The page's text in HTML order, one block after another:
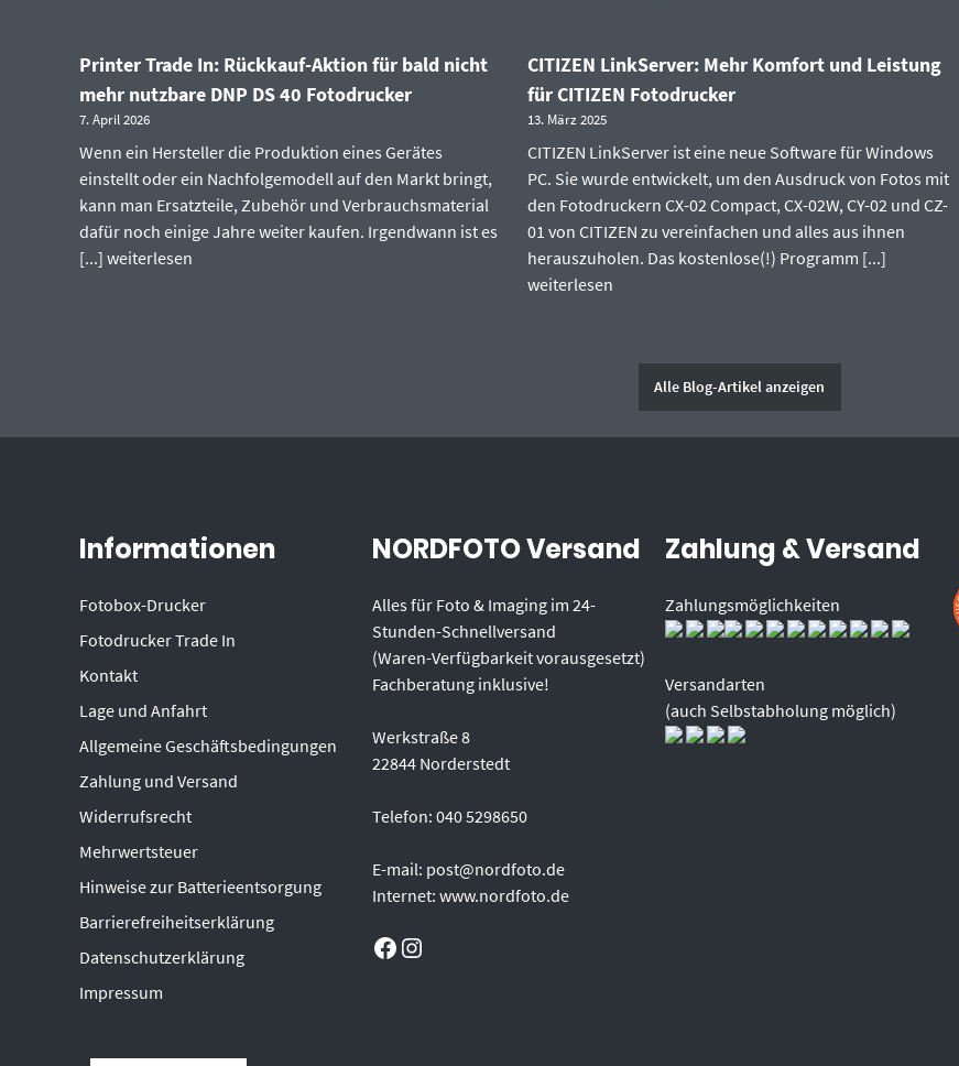
Printer Trade In: Rückkauf-Aktion für bald nicht
mehr nutzbare DNP DS 40 Fotodrucker
7. April 2026
Wenn ein Hersteller die Produktion eines Gerätes
einstellt oder ein Nachfolgemodell auf den Markt bringt,
kann man Ersatzteile, Zubehör und Verbrauchsmaterial
dafür noch einige Jahre weiter kaufen. Irgendwann ist es
[...] weiterlesen
CITIZEN LinkServer: Mehr Komfort und Leistung
für CITIZEN Fotodrucker
13. März 2025
CITIZEN LinkServer ist eine neue Software für Windows
PC. Sie wurde entwickelt, um den Ausdruck von Fotos mit
den Fotodruckern CX-02 Compact, CX-02W, CY-02 und CZ-
01 von CITIZEN zu vereinfachen und alles aus ihnen
herauszuholen. Das kostenlose(!) Programm [...]
weiterlesen
Alle Blog-Artikel anzeigen
Informationen
Fotobox-Drucker
Fotodrucker Trade In
Kontakt
Lage und Anfahrt
Allgemeine Geschäftsbedingungen
Zahlung und Versand
Widerrufsrecht
Mehrwertsteuer
Hinweise zur Batterieentsorgung
Barrierefreiheitserklärung
Datenschutzerklärung
Impressum
NORDFOTO Versand
Alles für Foto & Imaging im 24-
Stunden-Schnellversand
(Waren-Verfügbarkeit vorausgesetzt)
Fachberatung inklusive!
Werkstraße 8
22844 Norderstedt
Telefon: 040 5298650
E-mail: post@nordfoto.de
Internet: www.nordfoto.de
Facebook Instagram
Zahlung & Versand
Zahlungsmöglichkeiten
Versandarten
(auch Selbstabholung möglich)